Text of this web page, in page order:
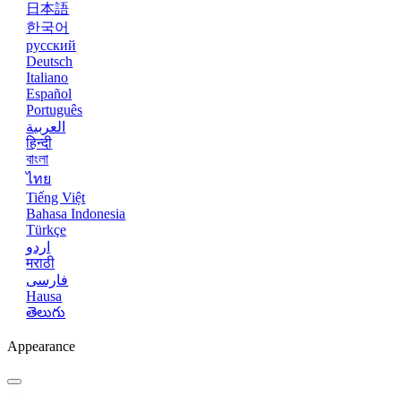
日本語
한국어
русский
Deutsch
Italiano
Español
Português
العربية
हिन्दी
বাংলা
ไทย
Tiếng Việt
Bahasa Indonesia
Türkçe
اردو
मराठी
فارسی
Hausa
తెలుగు
Appearance